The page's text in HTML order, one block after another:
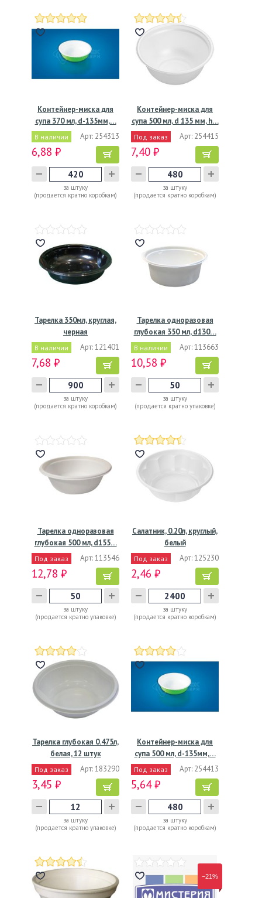
Контейнер-миска для
супа 370 мл, d-135мм,…
В наличии Арт: 254313
6,88 ₽
за штуку
(продается кратно коробкам)
Контейнер-миска для
супа 500 мл, d 135 мм, h…
Под заказ Арт: 254415
7,40 ₽
за штуку
(продается кратно коробкам)
Тарелка 350мл, круглая,
черная
В наличии Арт: 121401
7,68 ₽
за штуку
(продается кратно коробкам)
Тарелка одноразовая
глубокая 350 мл, d130…
В наличии Арт: 113663
10,58 ₽
за штуку
(продается кратно упаковке)
Тарелка одноразовая
глубокая 500 мл, d155…
Под заказ Арт: 113546
12,78 ₽
за штуку
(продается кратно упаковке)
Салатник, 0.20л, круглый,
белый
Под заказ Арт: 125230
2,46 ₽
за штуку
(продается кратно коробкам)
Тарелка глубокая 0.475л,
белая, 12 штук
Под заказ Арт: 183290
3,45 ₽
за штуку
(продается кратно упаковке)
Контейнер-миска для
супа 500 мл, d-135мм,…
Под заказ Арт: 254413
5,64 ₽
за штуку
(продается кратно коробкам)
−21%